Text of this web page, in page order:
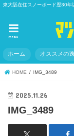
東大阪在住スノーボード歴30
menu
ホーム オススメの
HOME IMG_3489
2025.11.26
IMG_3489